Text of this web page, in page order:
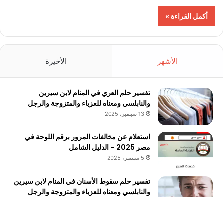
أكمل القراءة »
الأشهر الأخيرة
تفسير حلم العري في المنام لابن سيرين
والنابلسي ومعناه للعزباء والمتزوجة والرجل
13 سبتمبر، 2025
استعلام عن مخالفات المرور برقم اللوحة في
مصر 2025 – الدليل الشامل
5 سبتمبر، 2025
تفسير حلم سقوط الأسنان في المنام لابن سيرين
والنابلسي ومعناه للعزباء والمتزوجة والرجل